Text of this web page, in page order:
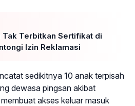
Tak Terbitkan Sertifikat di
Izin Reklamasi
sedikitnya 10 anak terpisah
dewasa pingsan akibat
akses keluar masuk